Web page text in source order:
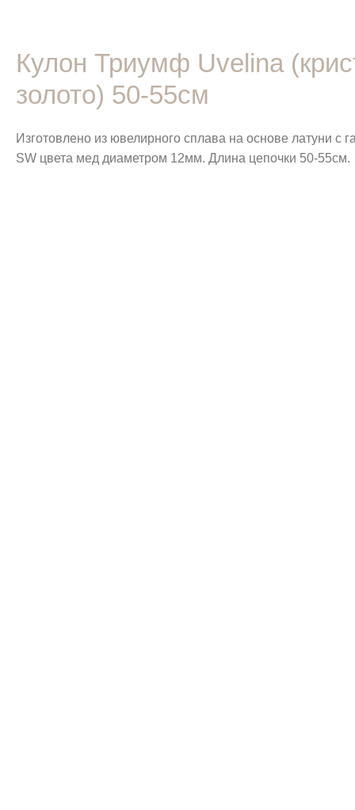
Кулон Триумф Uvelina
золото) 50-55см
Изготовлено из ювелирного сплава на основе латуни
SW цвета мед диаметром 12мм. Длина цепочки 50-55см.